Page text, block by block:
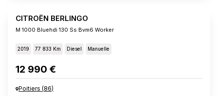
CITROËN BERLINGO
M 1000 Bluehdi 130 Ss Bvm6 Worker
2019 77 833 Km Diesel Manuelle
12 990 €
Poitiers (86)